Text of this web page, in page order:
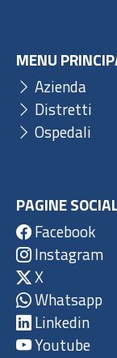
MENU
Azienda
Distretti
Ospedali
PAGINE
Facebook
Instagram
X
Whatsapp
Linkedin
Youtube